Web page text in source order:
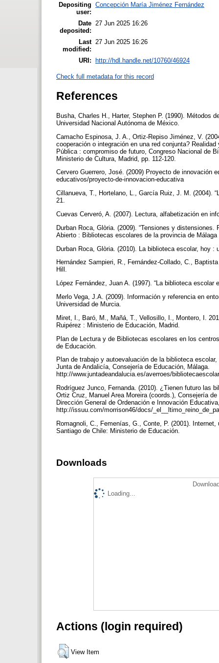
Depositing
user:
Concepción María Jiménez Fernández
Date
deposited:
27 Jun 2025 16:26
Last
modified:
27 Jun 2025 16:26
URI: http://hdl.handle.net/10760/46924
Check full metadata for this record
References
Busha, Charles H., Harter, Stephen P. (1990). Métodos
Universidad Nacional Autónoma de México.
Camacho Espinosa, J. A., Ortiz-Repiso Jiménez, V.
cooperación o integración en una red conjunta?
Pública : compromiso de futuro, Congreso Nacional de
Ministerio de Cultura, Madrid, pp. 112-120.
Cervero Guerrero, José. (2009) Proyecto de innovación
educativos/proyecto-de-innovacion-educativa
Cillanueva, T., Hortelano, L., García Ruiz, J. M. (2004).
21.
Cuevas Cerveró, A. (2007). Lectura, alfabetización en
Durban Roca, Glòria. (2009). “Tensiones y
Abierto : Bibliotecas escolares de la provincia de
Durban Roca, Glòria. (2010). La biblioteca escolar, hoy
Hernández Sampieri, R., Fernández-Collado, C.,
Hill.
López Fernández, Juan A. (1997). “La biblioteca
Merlo Vega, J.A. (2009). Información y referencia en
Universidad de Murcia.
Miret, I., Baró, M., Mañá, T., Vellosillo, I., Montero, I.
Ruipérez : Ministerio de Educación, Madrid.
Plan de Lectura y de Bibliotecas escolares en los
de Educación.
Plan de trabajo y autoevaluación de la biblioteca
Junta de Andalicía, Consejería de Educación, Málaga.
http://www.juntadeandalucia.es/averroes/
Rodríguez Junco, Fernanda. (2010). ¿Tienen futuro las
Ortiz Cruz, Manuel Area Moreira (coords.), Consejería
Dirección General de Ordenación e Innovación
http://issuu.com/morrison46/docs/
Romagnoli, C., Femenías, G., Conte, P. (2001).
Santiago de Chile: Ministerio de Educación.
Downloads
Loading...
Actions (login required)
View Item